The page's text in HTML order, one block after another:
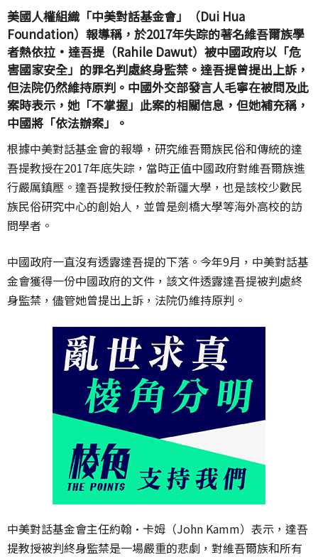
美國人權組織「中美對話基金會」（Dui Hua
Foundation）報導稱，於2017年失踪的著名維吾爾族學
者熱依拉·達吾提（Rahile Dawut）被中國政府以「危
害國家安全」的罪名判處終身監禁。達吾提曾提出上訴，
但法院仍然維持原判。中國外交部發言人毛寧在被問及此
案時表示，她「不掌握」此案的相關信息，但她補充稱，
中國將「依法辦案」。
根據中美對話基金會的報導，研究維吾爾族民俗和傳統的達
吾提教授在2017年底失踪，當時正值中國政府對維吾爾族進
行嚴厲鎮壓。達吾提教授任教於新疆大學，也是該校少數民
族民俗研究中心的創始人，並曾是劍橋大學等海外高校的訪
問學者。
中國政府一直沒有透露達吾提的下落。今年9月，中美對話基
金會獲得一份中國政府的文件，該文件透露達吾提被判處終
身監禁，儘管她曾提出上訴，法院仍維持原判。
中美對話基金會主任約翰·卡姆（John Kamm）表示，達吾
提教授被判終身監禁是一場嚴重的悲劇，對維吾爾族和所有